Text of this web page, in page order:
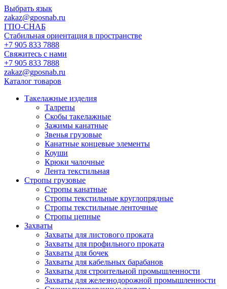
Выбрать язык
zakaz@gposnab.ru
ГПО-СНАБ
Стабильная ориентация в пространстве
+7 905 833 7888
Свяжитесь с нами
+7 905 833 7888
zakaz@gposnab.ru
Каталог товаров
Такелажные изделия
Талрепы
Скобы такелажные
Зажимы канатные
Звенья грузовые
Канатные концевые элементы
Коуши
Крюки чалочные
Лента текстильная
Стропы грузовые
Стропы канатные
Стропы текстильные круглопрядные
Стропы текстильные ленточные
Стропы цепные
Захваты
Захваты для листового проката
Захваты для профильного проката
Захваты для бочек
Захваты для кабельных барабанов
Захваты для строительной промышленности
Захваты для железнодорожной промышленности